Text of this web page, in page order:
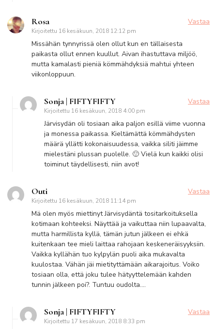
Rosa
Kirjoitettu 16 kesäkuun, 2018 12:12 pm
Vastaa
Missähän tynnyrissä olen ollut kun en tällaisesta
paikasta ollut ennen kuullut. Aivan ihastuttava miljöö,
mutta kamalasti pieniä kömmähdyksiä mahtui yhteen
viikonloppuun.
Sonja | FIFTYFIFTY
Kirjoitettu 16 kesäkuun, 2018 4:00 pm
Vastaa
Järvisydän oli tosiaan aika paljon esillä viime vuonna
ja monessa paikassa. Kieltämättä kömmähdysten
määrä yllätti kokonaisuudessa, vaikka siliti jäimme
mielestäni plussan puolelle. 🙂 Vielä kun kaikki olisi
toiminut täydellisesti, niin avot!
Outi
Kirjoitettu 16 kesäkuun, 2018 11:14 pm
Vastaa
Mä olen myös miettinyt Järvisydäntä tositarkoituksella
kotimaan kohteeksi. Näyttää ja vaikuttaa niin lupaavalta,
mutta harmillista kyllä, tämän jutun jälkeen ei ehkä
kuitenkaan tee mieli laittaa rahojaan keskeneräisyyksiin.
Vaikka kyllähän tuo kylpylän puoli aika mukavalta
kuulostaa. Vähän jäi mietityttämään aikarajoitus. Voiko
tosiaan olla, että joku tulee hätyyttelemään kahden
tunnin jälkeen poi?. Tuntuu oudolta….
Sonja | FIFTYFIFTY
Kirjoitettu 17 kesäkuun, 2018 8:33 pm
Vastaa